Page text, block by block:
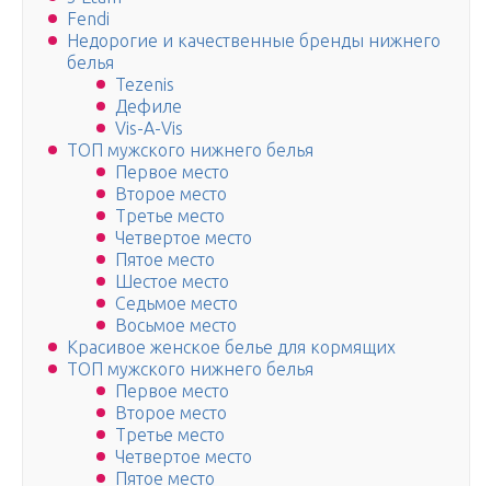
Fendi
Недорогие и качественные бренды нижнего
белья
Tezenis
Дефиле
Vis-A-Vis
ТОП мужского нижнего белья
Первое место
Второе место
Третье место
Четвертое место
Пятое место
Шестое место
Седьмое место
Восьмое место
Красивое женское белье для кормящих
ТОП мужского нижнего белья
Первое место
Второе место
Третье место
Четвертое место
Пятое место